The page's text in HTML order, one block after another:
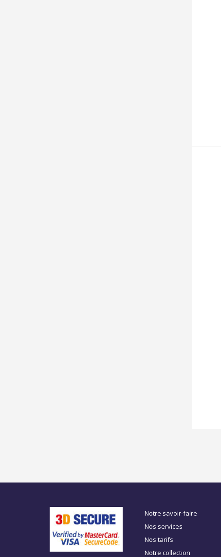
Notre savoir-faire
Nos services
Nos tarifs
Notre collection